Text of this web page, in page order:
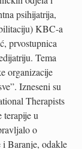
psihijatrija,
KBC-a
prvostupnica
Tema
organizacije
Izneseni su
Therapists
terapije u
o
i Baranje, odakle